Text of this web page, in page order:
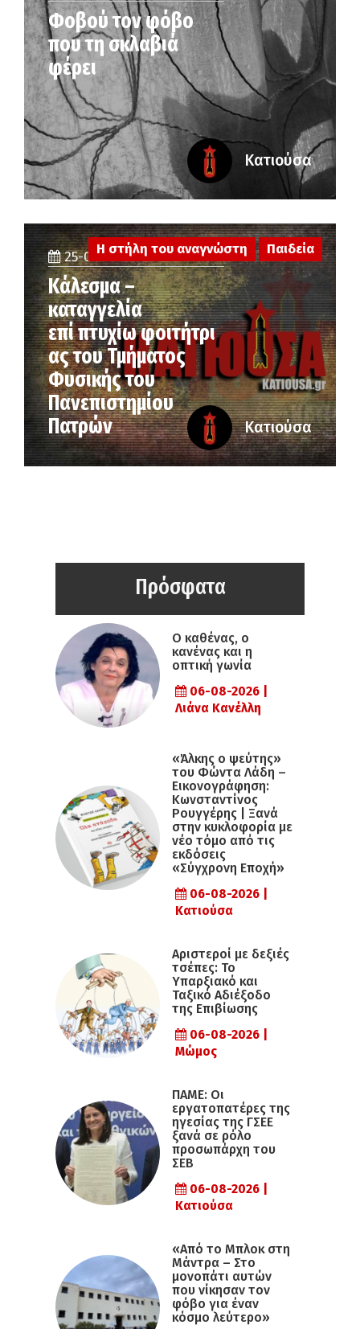
Φοβού τον φόβο
που τη σκλαβιά
φέρει
Κατιούσα
25-06-2026
Κάλεσμα –
καταγγελία
επί πτυχίω φοιτήτρι
ας του Τμήματος
Φυσικής του
Πανεπιστημίου
Πατρών
Η στήλη του αναγνώστη Παιδεία
Κατιούσα
Πρόσφατα
Ο καθένας, ο
κανένας και η
οπτική γωνία
06-08-2026 |
Λιάνα Κανέλλη
«Άλκης ο ψεύτης»
του Φώντα Λάδη –
Εικονογράφηση:
Κωνσταντίνος
Ρουγγέρης | Ξανά
στην κυκλοφορία με
νέο τόμο από τις
εκδόσεις
«Σύγχρονη Εποχή»
06-08-2026 |
Κατιούσα
Αριστεροί με δεξιές
τσέπες: Το
Υπαρξιακό και
Ταξικό Αδιέξοδο
της Επιβίωσης
06-08-2026 |
Μώμος
ΠΑΜΕ: Οι
εργατοπατέρες της
ηγεσίας της ΓΣΕΕ
ξανά σε ρόλο
προσωπάρχη του
ΣΕΒ
06-08-2026 |
Κατιούσα
«Από το Μπλοκ στη
Μάντρα – Στο
μονοπάτι αυτών
που νίκησαν τον
φόβο για έναν
κόσμο λεύτερο»